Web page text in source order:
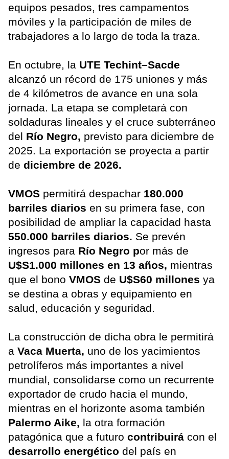
equipos pesados, tres campamentos
móviles y la participación de miles de
trabajadores a lo largo de toda la traza.
En octubre, la UTE Techint–Sacde
alcanzó un récord de 175 uniones y más
de 4 kilómetros de avance en una sola
jornada. La etapa se completará con
soldaduras lineales y el cruce subterráneo
del Río Negro, previsto para diciembre de
2025. La exportación se proyecta a partir
de diciembre de 2026.
VMOS permitirá despachar 180.000
barriles diarios en su primera fase, con
posibilidad de ampliar la capacidad hasta
550.000 barriles diarios. Se prevén
ingresos para Río Negro por más de
U$S1.000 millones en 13 años, mientras
que el bono VMOS de U$S60 millones ya
se destina a obras y equipamiento en
salud, educación y seguridad.
La construcción de dicha obra le permitirá
a Vaca Muerta, uno de los yacimientos
petrolíferos más importantes a nivel
mundial, consolidarse como un recurrente
exportador de crudo hacia el mundo,
mientras en el horizonte asoma también
Palermo Aike, la otra formación
patagónica que a futuro contribuirá con el
desarrollo energético del país en